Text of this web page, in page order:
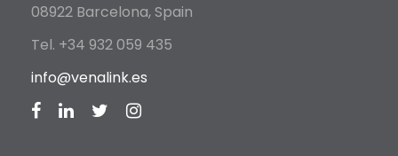
08922 Barcelona, Spain
Tel. +34 932 059 435
info@venalink.es